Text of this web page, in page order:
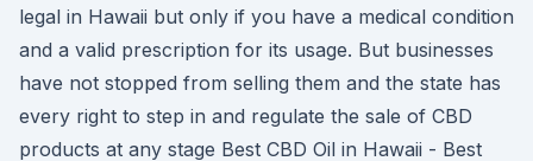
legal in Hawaii but only if you have a medical condition
and a valid prescription for its usage. But businesses
have not stopped from selling them and the state has
every right to step in and regulate the sale of CBD
products at any stage Best CBD Oil in Hawaii - Best